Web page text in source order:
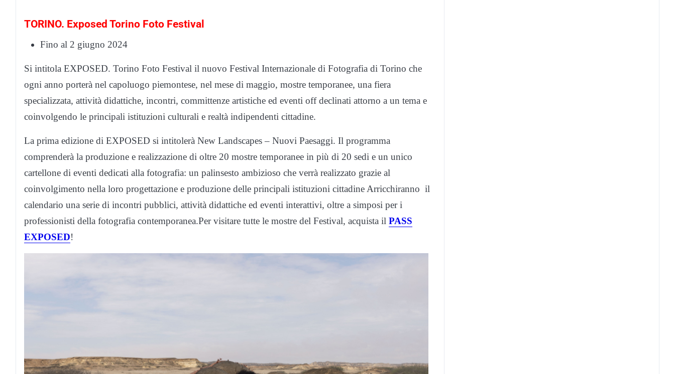
TORINO. Exposed Torino Foto Festival
Fino al 2 giugno 2024
Si intitola EXPOSED. Torino Foto Festival il nuovo Festival Internazionale di Fotografia di Torino che
ogni anno porterà nel capoluogo piemontese, nel mese di maggio, mostre temporanee, una fiera
specializzata, attività didattiche, incontri, committenze artistiche ed eventi off declinati attorno a un tema e
coinvolgendo le principali istituzioni culturali e realtà indipendenti cittadine.
La prima edizione di EXPOSED si intitolerà New Landscapes – Nuovi Paesaggi. Il programma
comprenderà la produzione e realizzazione di oltre 20 mostre temporanee in più di 20 sedi e un unico
cartellone di eventi dedicati alla fotografia: un palinsesto ambizioso che verrà realizzato grazie al
coinvolgimento nella loro progettazione e produzione delle principali istituzioni cittadine Arricchiranno il
calendario una serie di incontri pubblici, attività didattiche ed eventi interattivi, oltre a simposi per i
professionisti della fotografia contemporanea.Per visitare tutte le mostre del Festival, acquista il PASS
EXPOSED!